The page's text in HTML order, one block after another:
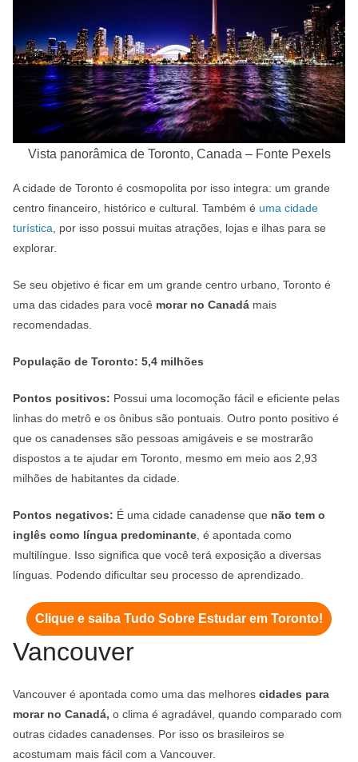
Vista panorâmica de Toronto, Canada – Fonte Pexels
A cidade de Toronto é cosmopolita por isso integra: um grande
centro financeiro, histórico e cultural. Também é uma cidade
turística, por isso possui muitas atrações, lojas e ilhas para se
explorar.
Se seu objetivo é ficar em um grande centro urbano, Toronto é
uma das cidades para você morar no Canadá mais
recomendadas.
População de Toronto: 5,4 milhões
Pontos positivos: Possui uma locomoção fácil e eficiente pelas
linhas do metrô e os ônibus são pontuais. Outro ponto positivo é
que os canadenses são pessoas amigáveis e se mostrarão
dispostos a te ajudar em Toronto, mesmo em meio aos 2,93
milhões de habitantes da cidade.
Pontos negativos: É uma cidade canadense que não tem o
inglês como língua predominante, é apontada como
multilíngue. Isso significa que você terá exposição a diversas
línguas. Podendo dificultar seu processo de aprendizado.
Clique e saiba Tudo Sobre Estudar em Toronto!
Vancouver
Vancouver é apontada como uma das melhores cidades para
morar no Canadá, o clima é agradável, quando comparado com
outras cidades canadenses. Por isso os brasileiros se
acostumam mais fácil com a Vancouver.